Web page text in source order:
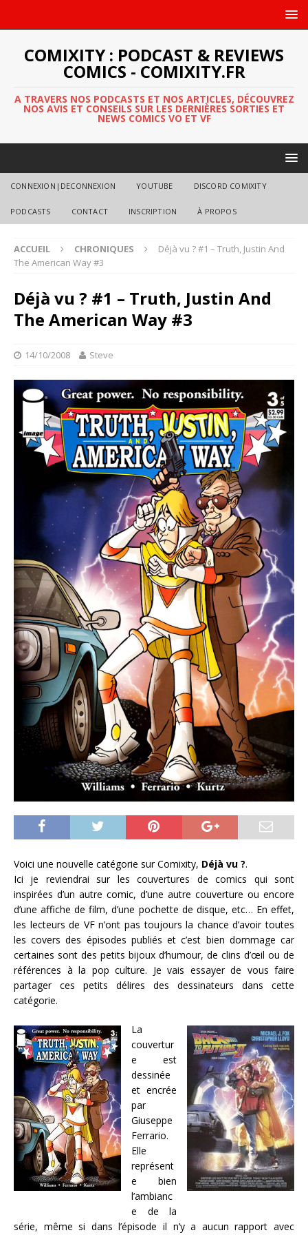
COMIXITY : PODCAST & REVIEWS
COMICS - COMIXITY.FR
A TRAVERS NOS PODCASTS ET NOS ARTICLES, DÉCOUVREZ
NOS AVIS ET CONSEILS SUR LES DERNIÈRES SORTIES ET
NEWS COMICS VO ET VF
CONNEXION|DECONNEXION YOUTUBE DISCORD COMIXITY
PODCASTS CONTACT INSCRIPTION À PROPOS
ACCUEIL CHRONIQUES
Déjà vu ? #1 – Truth, Justin And
The American Way #3
Déjà vu ? #1 – Truth, Justin And
The American Way #3
14/10/2008 Steve
Voici une nouvelle catégorie sur Comixity, Déjà vu ?.
Ici je reviendrai sur les couvertures de comics qui sont
inspirées d’un autre comic, d’une autre couverture ou encore
d’une affiche de film, d’une pochette de disque, etc… En effet,
les lecteurs de VF n’ont pas toujours la chance d’avoir toutes
les covers des épisodes publiés et c’est bien dommage car
certaines sont des petits bijoux d’humour, de clins d’œil ou de
références à la pop culture. Je vais essayer de vous faire
partager ces petits délires des dessinateurs dans cette
catégorie.
La
couvertur
e est
dessinée
et encrée
par
Giuseppe
Ferrario.
Elle
représent
e bien
l’ambianc
e de la
série, même si dans l’épisode il n’y a aucun rapport avec